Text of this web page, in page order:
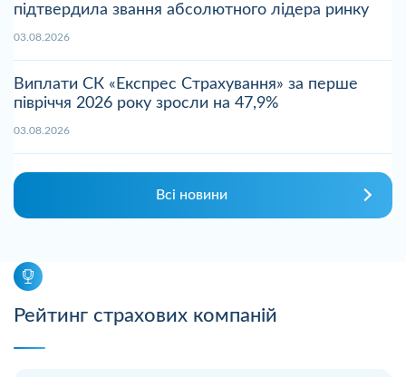
підтвердила звання абсолютного лідера ринку
03.08.2026
Виплати СК «Експрес Страхування» за перше
півріччя 2026 року зросли на 47,9%
03.08.2026
Всі новини
Рейтинг страхових компаній